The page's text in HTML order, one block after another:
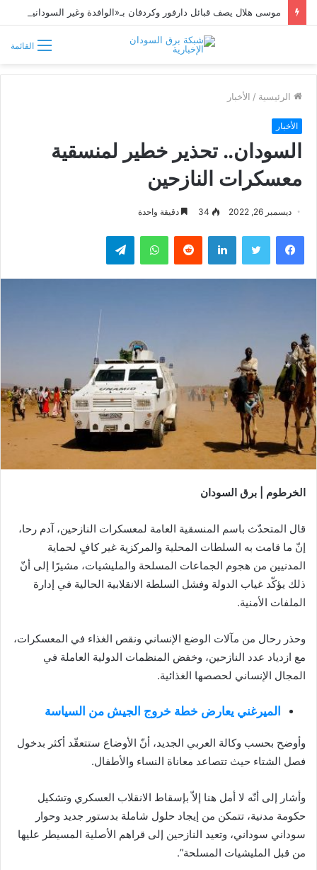
القائمة
الرئيسية / الأخبار
الأخبار
السودان.. تحذير خطير لمنسقية
معسكرات النازحين
ديسمبر 26, 2022 34 دقيقة واحدة
فيسبوك تويتر لينكدإن واتساب تيلقرام
الخرطوم | برق السودان
قال المتحدّث باسم المنسقية العامة لمعسكرات النازحين، آدم رحا،
إنّ ما قامت به السلطات المحلية والمركزية غير كافٍ لحماية
المدنيين من هجوم الجماعات المسلحة والمليشيات، مشيرًا إلى أنّ
ذلك يؤكّد غياب الدولة وفشل السلطة الانقلابية الحالية في إدارة
الملفات الأمنية.
وحذر رحال من مآلات الوضع الإنساني ونقص الغذاء في المعسكرات،
مع ازدياد عدد النازحين، وخفض المنظمات الدولية العاملة في
المجال الإنساني لحصصها الغذائية.
الميرغني يعارض خطة خروج الجيش من السياسة
وأوضح بحسب وكالة العربي الجديد، أنّ الأوضاع ستتعقّد أكثر بدخول
فصل الشتاء حيث تتصاعد معاناة النساء والأطفال.
وأشار إلى أنّه لا أمل هنا إلاّ بإسقاط الانقلاب العسكري وتشكيل
حكومة مدنية، تتمكن من إيجاد حلول شاملة بدستور جديد وحوار
سوداني سوداني، وتعيد النازحين إلى قراهم الأصلية المسيطر عليها
من قبل المليشيات المسلحة”.